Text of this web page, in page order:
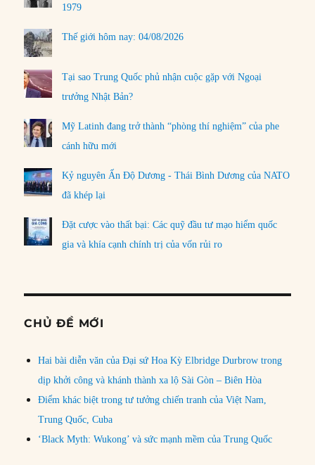
1979
Thế giới hôm nay: 04/08/2026
Tại sao Trung Quốc phủ nhận cuộc gặp với Ngoại
trưởng Nhật Bản?
Mỹ Latinh đang trở thành “phòng thí nghiệm” của phe
cánh hữu mới
Kỷ nguyên Ấn Độ Dương - Thái Bình Dương của NATO
đã khép lại
Đặt cược vào thất bại: Các quỹ đầu tư mạo hiểm quốc
gia và khía cạnh chính trị của vốn rủi ro
CHỦ ĐỀ MỚI
Hai bài diễn văn của Đại sứ Hoa Kỳ Elbridge Durbrow trong
dịp khởi công và khánh thành xa lộ Sài Gòn – Biên Hòa
Điểm khác biệt trong tư tưởng chiến tranh của Việt Nam,
Trung Quốc, Cuba
‘Black Myth: Wukong’ và sức mạnh mềm của Trung Quốc